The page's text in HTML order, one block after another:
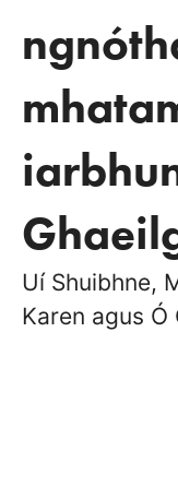
Uí Shuibhne,
Karen agus Ó